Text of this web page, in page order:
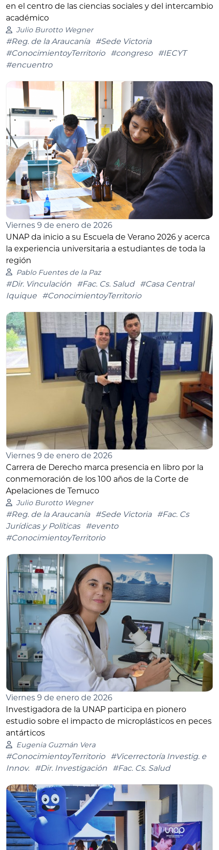
en el centro de las ciencias sociales y del intercambio
académico
Julio Burotto Wegner
#Reg. de la Araucanía
#Sede Victoria
#ConocimientoyTerritorio
#congreso
#IECYT
#encuentro
Viernes 9 de enero de 2026
UNAP da inicio a su Escuela de Verano 2026 y acerca
la experiencia universitaria a estudiantes de toda la
región
Pablo Fuentes de la Paz
#Dir. Vinculación #Fac. Cs. Salud
#Casa Central
Iquique
#ConocimientoyTerritorio
Viernes 9 de enero de 2026
Carrera de Derecho marca presencia en libro por la
conmemoración de los 100 años de la Corte de
Apelaciones de Temuco
Julio Burotto Wegner
#Reg. de la Araucanía #Sede Victoria
#Fac. Cs
Jurídicas y Políticas
#evento
#ConocimientoyTerritorio
Viernes 9 de enero de 2026
Investigadora de la UNAP participa en pionero
estudio sobre el impacto de microplásticos en peces
antárticos
Eugenia Guzmán Vera
#ConocimientoyTerritorio
#Vicerrectoría Investig. e
Innov.
#Dir. Investigación #Fac. Cs. Salud